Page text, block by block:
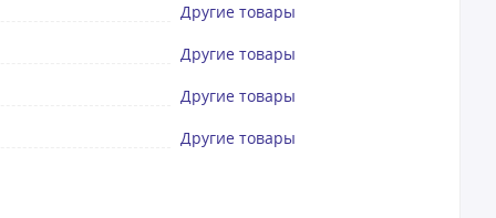
Другие товары
Другие товары
Другие товары
Другие товары